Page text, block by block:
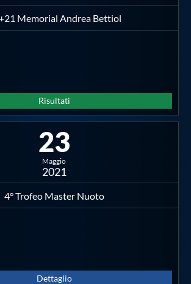
Memorial Andrea Bettiol
Risultati
23
Maggio
2021
4° Trofeo Master Nuoto
Dettaglio